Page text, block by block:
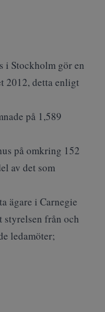
i Stockholm gör en
2012, detta enligt
på 1,589
på omkring 152
av det som
ägare i Carnegie
från och
ledamöter;